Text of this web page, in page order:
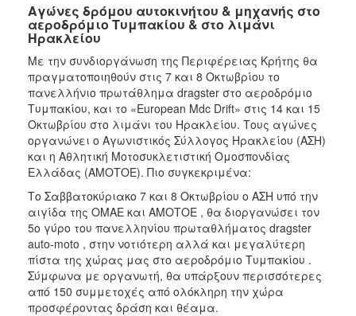
2022
2021
2020
2019
2018
2017
2016
2012
2011
Aγώνες δρόμου αυτοκινήτου & μηχανής στο
αεροδρόμιο Τυμπακίου & στο λιμάνι
Ηρακλείου
Με την συνδιοργάνωση της Περιφέρειας Κρήτης θα
πραγματοποιηθούν στις 7 και 8 Οκτωβρίου το
πανελλήνιο πρωτάθλημα dragster στο αεροδρόμιο
Τυμπακίου, και το «European Mdc Drift» στις 14 και 15
Οκτωβρίου στο λιμάνι του Ηρακλείου. Τους αγώνες
οργανώνει ο Αγωνιστικός Σύλλογος Ηρακλείου (ΑΣΗ)
και η Αθλητική Μοτοσυκλετιστική Ομοσπονδίας
Ελλάδας (ΑΜΟΤΟΕ). Πιο συγκεκριμένα:
Το Σαββατοκύριακο 7 και 8 Οκτωβρίου ο ΑΣΗ υπό την
αιγίδα της ΟΜΑΕ και ΑΜΟΤΟΕ , θα διοργανώσει τον
5ο γύρο του πανελληνίου πρωταθλήματος dragster
auto-moto , στην νοτιότερη αλλά και μεγαλύτερη
πίστα της χώρας μας στο αεροδρόμιο Τυμπακίου .
Σύμφωνα με οργανωτή, θα υπάρξουν περισσότερες
από 150 συμμετοχές από ολόκληρη την χώρα
προσφέροντας δράση και θέαμα.